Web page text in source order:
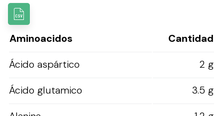
Aminoacidos
Cantidad
Ácido aspártico
2 g
Ácido glutamico
3.5 g